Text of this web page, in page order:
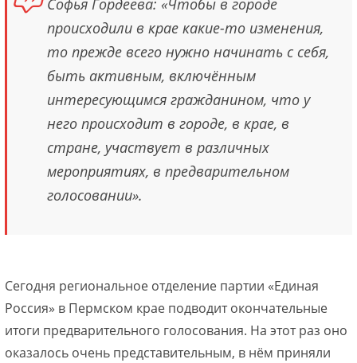
Софья Гордеева: «Чтобы в городе
происходили в крае какие-то изменения,
то прежде всего нужно начинать с себя,
быть активным, включённым
интересующимся гражданином, что у
него происходит в городе, в крае, в
стране, участвует в различных
мероприятиях, в предварительном
голосовании».
Сегодня региональное отделение партии «Единая
Россия» в Пермском крае подводит окончательные
итоги предварительного голосования. На этот раз оно
оказалось очень представительным, в нём приняли